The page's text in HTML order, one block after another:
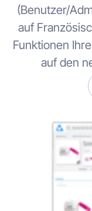
(Benutzer/
auf
Funktionen
auf den